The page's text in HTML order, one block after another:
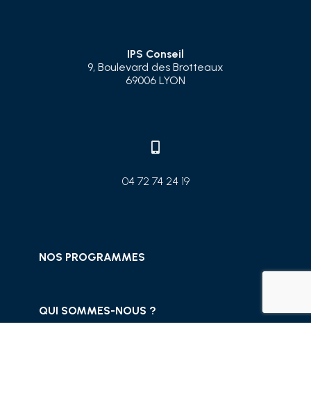
IPS Conseil
9, Boulevard des Brotteaux
69006 LYON
04 72 74 24 19
NOS PROGRAMMES
QUI SOMMES-NOUS ?